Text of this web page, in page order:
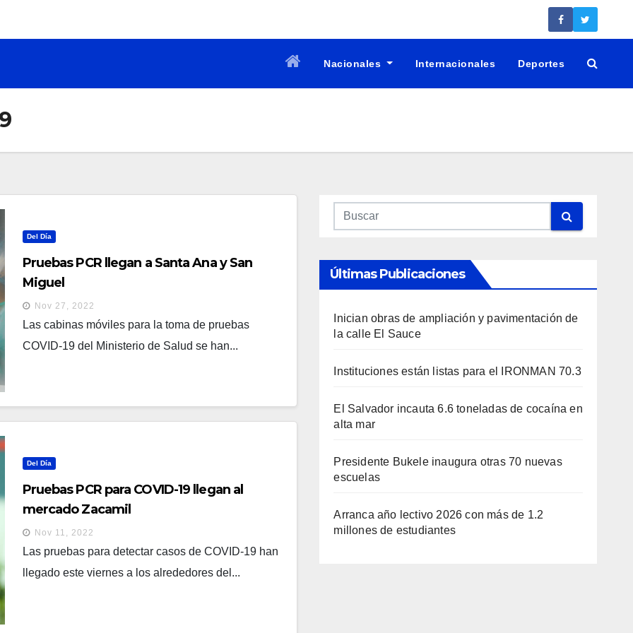
Nacionales Internacionales Deportes
Del Día
Pruebas PCR llegan a Santa Ana y San
Miguel
Nov 27, 2022
Las cabinas móviles para la toma de pruebas
COVID-19 del Ministerio de Salud se han...
Del Día
Pruebas PCR para COVID-19 llegan al
mercado Zacamil
Nov 11, 2022
Las pruebas para detectar casos de COVID-19 han
llegado este viernes a los alrededores del...
Últimas Publicaciones
Inician obras de ampliación y pavimentación de
la calle El Sauce
Instituciones están listas para el IRONMAN 70.3
El Salvador incauta 6.6 toneladas de cocaína en
alta mar
Presidente Bukele inaugura otras 70 nuevas
escuelas
Arranca año lectivo 2026 con más de 1.2
millones de estudiantes